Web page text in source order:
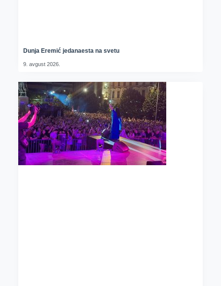
Dunja Eremić jedanaesta na svetu
9. avgust 2026.